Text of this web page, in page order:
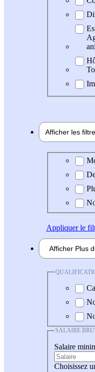
Afficher les
Expérience
Appliquerle
Afficher Plus
SALAIRE
Salaire
Choisissez